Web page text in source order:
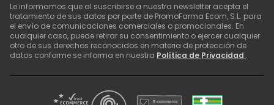
Le informamos que al suscribirse a nuestra newsletter acepta el
tratamiento de sus datos por parte de PromoFarma Ecom, S.L. para
el envío de comunicaciones comerciales o promocionales. En
cualquier caso, puede retirar su consentimiento o ejercer cualquier
otro de sus derechos reconocidos en materia de protección de
datos conforme se informa en nuestra Política de Privacidad .